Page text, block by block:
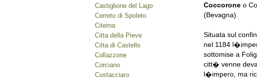
Coccorone o
(Bevagna).
Situata sul
nel 1184
sottomise a
citt� venne
l�impero, ma
Castiglione del Lago
Cerreto di Spoleto
Citerna
Citta della Pieve
Citta di Castello
Collazzone
Corciano
Costacciaro